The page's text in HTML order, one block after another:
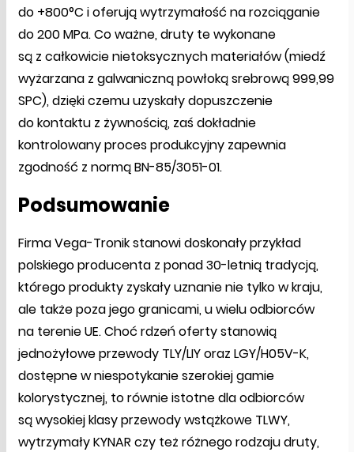
do +800°C i oferują wytrzymałość na rozciąganie
do 200 MPa. Co ważne, druty te wykonane
są z całkowicie nietoksycznych materiałów (miedź
wyżarzana z galwaniczną powłoką srebrową 999,99
SPC), dzięki czemu uzyskały dopuszczenie
do kontaktu z żywnością, zaś dokładnie
kontrolowany proces produkcyjny zapewnia
zgodność z normą BN-85/3051-01.
Podsumowanie
Firma Vega-Tronik stanowi doskonały przykład
polskiego producenta z ponad 30-letnią tradycją,
którego produkty zyskały uznanie nie tylko w kraju,
ale także poza jego granicami, u wielu odbiorców
na terenie UE. Choć rdzeń oferty stanowią
jednożyłowe przewody TLY/LIY oraz LGY/H05V-K,
dostępne w niespotykanie szerokiej gamie
kolorystycznej, to równie istotne dla odbiorców
są wysokiej klasy przewody wstążkowe TLWY,
wytrzymały KYNAR czy też różnego rodzaju druty,